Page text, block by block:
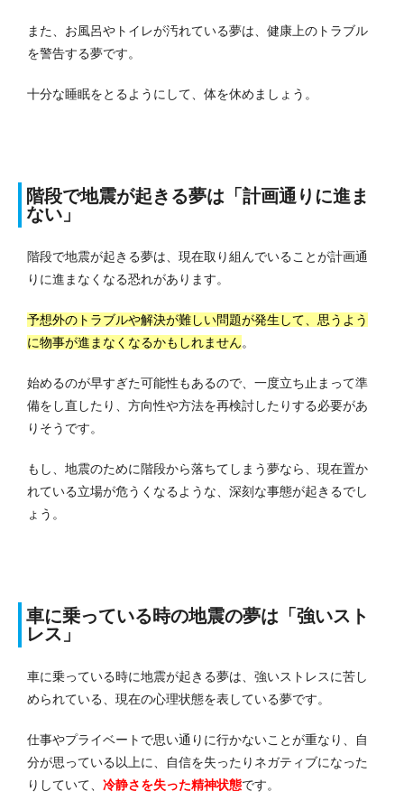
また、お風呂やトイレが汚れている夢は、健康上のトラブル
を警告する夢です。
十分な睡眠をとるようにして、体を休めましょう。
階段で地震が起きる夢は「計画通りに進ま
ない」
階段で地震が起きる夢は、現在取り組んでいることが計画通
りに進まなくなる恐れがあります。
予想外のトラブルや解決が難しい問題が発生して、思うよう
に物事が進まなくなるかもしれません。
始めるのが早すぎた可能性もあるので、一度立ち止まって準
備をし直したり、方向性や方法を再検討したりする必要があ
りそうです。
もし、地震のために階段から落ちてしまう夢なら、現在置か
れている立場が危うくなるような、深刻な事態が起きるでし
ょう。
車に乗っている時の地震の夢は「強いスト
レス」
車に乗っている時に地震が起きる夢は、強いストレスに苦し
められている、現在の心理状態を表している夢です。
仕事やプライベートで思い通りに行かないことが重なり、自
分が思っている以上に、自信を失ったりネガティブになった
りしていて、 冷静さを失った精神状態です。